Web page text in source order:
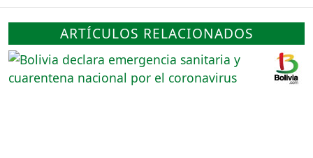
ARTÍCULOS RELACIONADOS